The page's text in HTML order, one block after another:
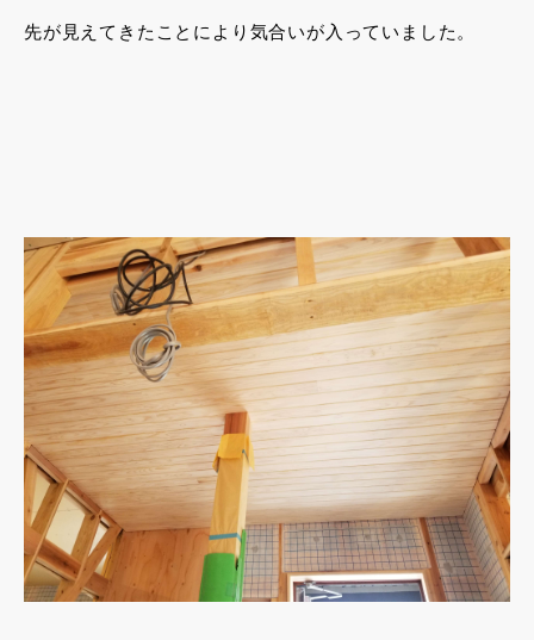
先が見えてきたことにより気合いが入っていました。